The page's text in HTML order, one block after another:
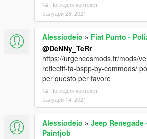
Погледни контекст
Јануари 28, 2021
Alessiodeio » Fiat Punto -
@DeNNy_TeRr
https://urgencesmods.fr/mods/
reflectif-fa-bspp-by-commods/
per questo per favore
Погледни контекст
Јануари 14, 2021
Alessiodeio » Jeep Renegade
Paintjob